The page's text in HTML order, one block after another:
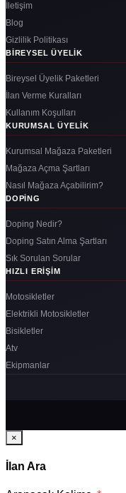
İletişim
Blog
Gizlilik Politikası
BIREYSEL ÜYELIK
Bireysel Üyelik Paketleri
İlan Verme Kuralları
Kullanım Koşulları
KURUMSAL ÜYELIK
Kurumsal Mağaza Paketleri
Mağaza Açma Şartları
Nasıl Mağaza Açabilirim?
DOPING
Doping Nedir?
Doping Satın Alma Şartları
Sık Sorulan Sorular
HIZLI ERIŞIM
Motosikletler
Elektrikli Motosikletler
Bisikletler
Atv
Ekipmanlar
×
İlan Ara